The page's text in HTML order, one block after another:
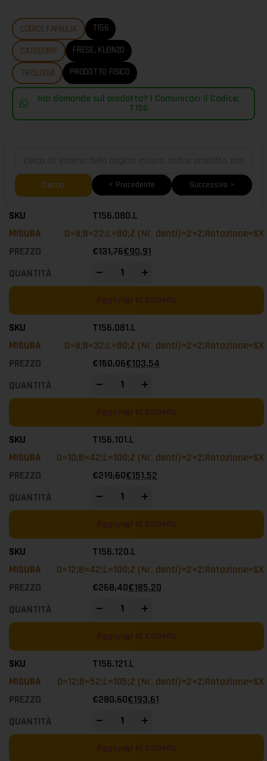
CODICE FAMIGLIA T156
CATEGORIE FRESE, KLEIN20
TIPOLOGIA PRODOTTO FISICO
Hai domande sul prodotto? | Comunicaci il Codice:
T156
Cerca < Precedente Successivo >
T156.080.L
D=8;B=22;L=80;Z (Nr. denti)=2+2;Rotazione=SX
€131,76€90,91
Aggiungi al Carrello
T156.081.L
D=8;B=32;L=80;Z (Nr. denti)=2+2;Rotazione=SX
€150,06€103,54
Aggiungi al Carrello
T156.101.L
D=10;B=42;L=100;Z (Nr. denti)=2+2;Rotazione=SX
€219,60€151,52
Aggiungi al Carrello
T156.120.L
D=12;B=42;L=100;Z (Nr. denti)=2+2;Rotazione=SX
€268,40€185,20
Aggiungi al Carrello
T156.121.L
D=12;B=52;L=105;Z (Nr. denti)=2+2;Rotazione=SX
€280,60€193,61
Aggiungi al Carrello